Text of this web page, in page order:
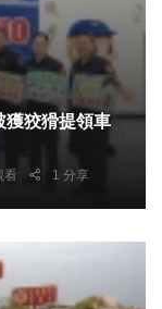
獲狡猾提領車
看 1 分享